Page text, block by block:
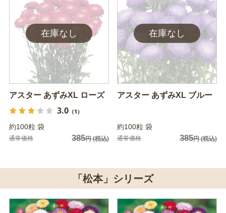
アスター あずみXL ローズ
3.0（1）
約100粒 袋
通常価格 385円(税込)
アスター あずみXL ブルー
約100粒 袋
通常価格 385円(税込)
「松本」シリーズ